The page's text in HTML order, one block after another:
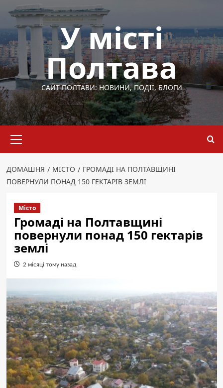
Перейти
вмісту
У місті
Полтава
САЙТ ПОЛТАВИ: НОВИНИ, ПОДІЇ, БЛОГИ
меню
ДОМАШНЯ МІСТО
ГРОМАДІ НА ПОЛТАВЩИНІ
ПОВЕРНУЛИ ПОНАД 150 ГЕКТАРІВ ЗЕМЛІ
Місто
Громаді на Полтавщині
повернули понад 150 гектарів
землі
2 місяці тому назад